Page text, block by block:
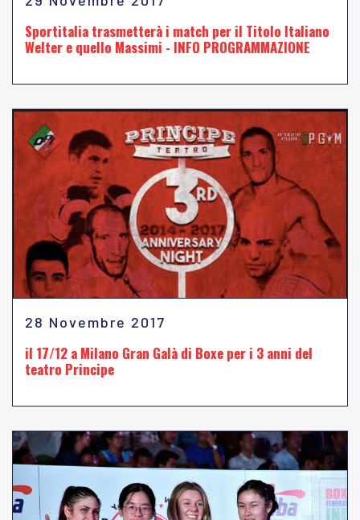
Sportitalia trasmetterà i match per il Titolo Italiano
Welter e quello Massimi - INFO PROGRAMMAZIONE
28 Novembre 2017
il 17/12 a Milano Gran Galà di Boxe per i 3 anni del
teatro Principe